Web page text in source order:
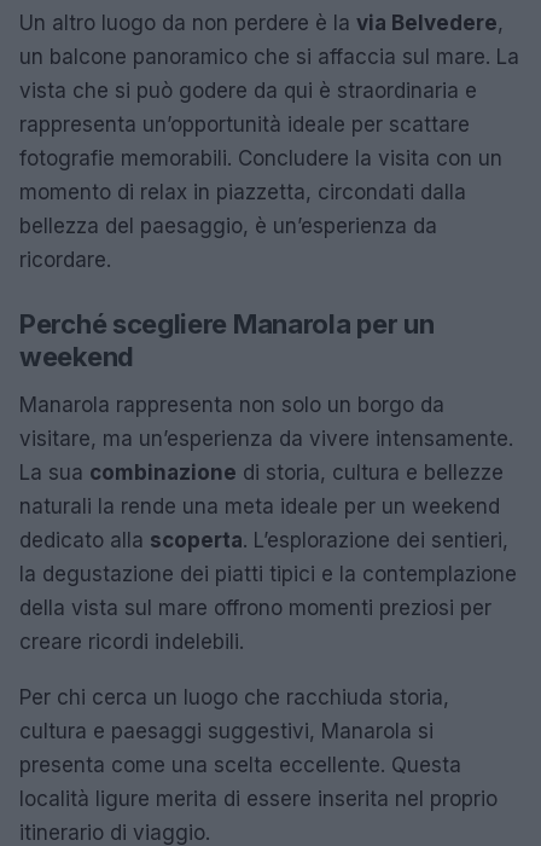
Un altro luogo da non perdere è la via Belvedere,
un balcone panoramico che si affaccia sul mare. La
vista che si può godere da qui è straordinaria e
rappresenta un’opportunità ideale per scattare
fotografie memorabili. Concludere la visita con un
momento di relax in piazzetta, circondati dalla
bellezza del paesaggio, è un’esperienza da
ricordare.
Perché scegliere Manarola per un
weekend
Manarola rappresenta non solo un borgo da
visitare, ma un’esperienza da vivere intensamente.
La sua combinazione di storia, cultura e bellezze
naturali la rende una meta ideale per un weekend
dedicato alla scoperta. L’esplorazione dei sentieri,
la degustazione dei piatti tipici e la contemplazione
della vista sul mare offrono momenti preziosi per
creare ricordi indelebili.
Per chi cerca un luogo che racchiuda storia,
cultura e paesaggi suggestivi, Manarola si
presenta come una scelta eccellente. Questa
località ligure merita di essere inserita nel proprio
itinerario di viaggio.